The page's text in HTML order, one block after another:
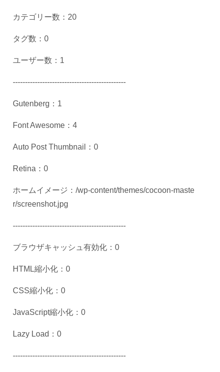
カテゴリー数： 20
タグ数： 0
ユーザー数： 1
----------------------------------------------
Gutenberg ： 1
Font Awesome ： 4
Auto Post Thumbnail ： 0
Retina ： 0
ホームイメージ： /wp-content/themes/cocoon-maste
r/screenshot.jpg
----------------------------------------------
ブラウザキャッシュ有効化： 0
HTML縮小化： 0
CSS縮小化： 0
JavaScript縮小化： 0
Lazy Load ： 0
----------------------------------------------